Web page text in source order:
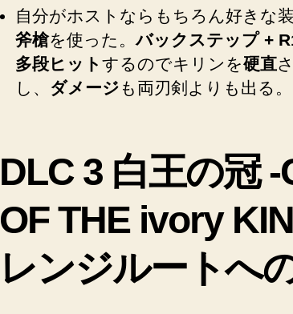
自分がホストならもちろん好きな装
斧槍を使った。 バックステップ +
多段ヒット するのでキリンを硬直
し、 ダメージ も両刃剣よりも出る。
DLC 3 白王の冠 -
OF THE ivory
レンジルートへ